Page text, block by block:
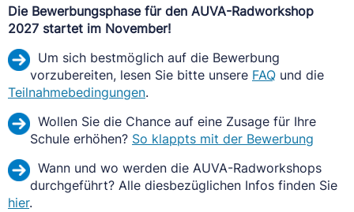
Die Bewerbungsphase für den AUVA-Radworkshop
2027 startet im November!
Um sich bestmöglich auf die Bewerbung
vorzubereiten, lesen Sie bitte unsere FAQ und die
Teilnahmebedingungen.
Wollen Sie die Chance auf eine Zusage für Ihre
Schule erhöhen? So klappts mit der Bewerbung
Wann und wo werden die AUVA-Radworkshops
durchgeführt? Alle diesbezüglichen Infos finden Sie
hier.